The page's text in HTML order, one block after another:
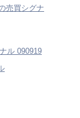
売買シグナ
FX先行指標・遅行指標による 今週の売買シグナル 090919